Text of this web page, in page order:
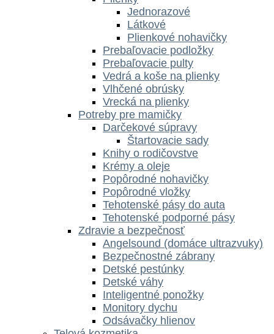
Jednorazové
Látkové
Plienkové nohavičky
Prebaľovacie podložky
Prebaľovacie pulty
Vedrá a koše na plienky
Vlhčené obrúsky
Vrecká na plienky
Potreby pre mamičky
Darčekové súpravy
Štartovacie sady
Knihy o rodičovstve
Krémy a oleje
Popôrodné nohavičky
Popôrodné vložky
Tehotenské pásy do auta
Tehotenské podporné pásy
Zdravie a bezpečnosť
Angelsound (domáce ultrazvuky)
Bezpečnostné zábrany
Detské pestúnky
Detské váhy
Inteligentné ponožky
Monitory dychu
Odsávačky hlienov